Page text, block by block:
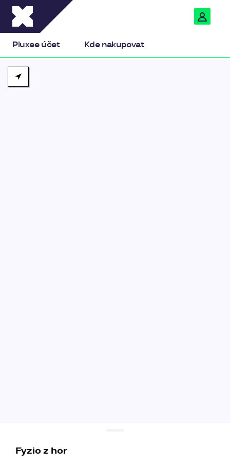
Pluxee účet Kde nakupovat
Fyzio z hor